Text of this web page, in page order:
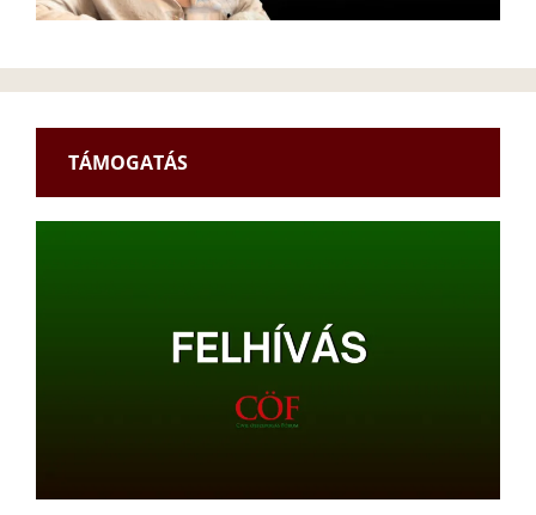
TÁMOGATÁS